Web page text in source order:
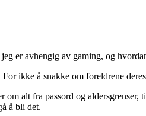
er avhengig av gaming, og
ikke å snakke om foreldrene
alt fra passord og aldersgrenser,
å bli det.